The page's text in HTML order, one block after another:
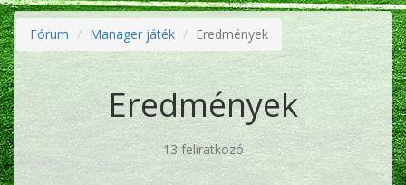
Fórum Manager játék Eredmények
Eredmények
13 feliratkozó